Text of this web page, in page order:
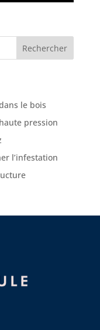
Rechercher
le bois
pression
l’infestation